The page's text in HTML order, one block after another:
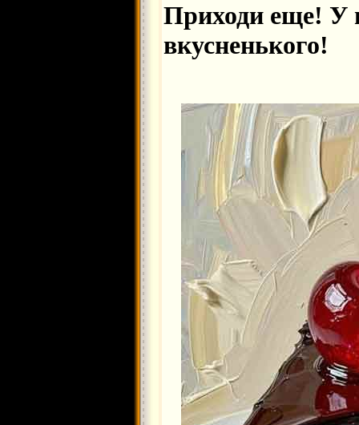
Приходи еще! У
вкусненького!